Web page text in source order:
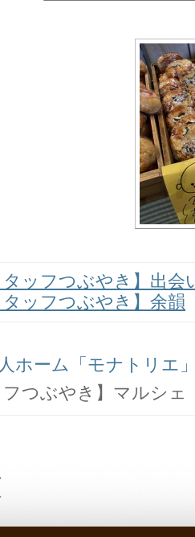
タッフつぶやき】出会
タッフつぶやき】余韻
ホーム「モナトリエ
フつぶやき】マルシェ